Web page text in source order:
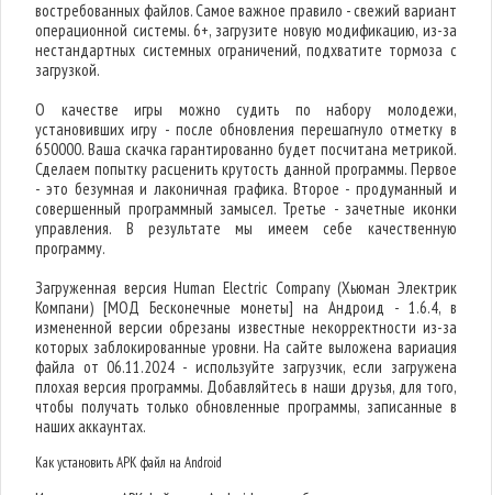
востребованных файлов. Самое важное правило - свежий вариант
операционной системы. 6+, загрузите новую модификацию, из-за
нестандартных системных ограничений, подхватите тормоза с
загрузкой.
О качестве игры можно судить по набору молодежи,
установивших игру - после обновления перешагнуло отметку в
650000. Ваша скачка гарантированно будет посчитана метрикой.
Сделаем попытку расценить крутость данной программы. Первое
- это безумная и лаконичная графика. Второе - продуманный и
совершенный программный замысел. Третье - зачетные иконки
управления. В результате мы имеем себе качественную
программу.
Загруженная версия Human Electric Company (Хьюман Электрик
Компани) [МОД Бесконечные монеты] на Андроид - 1.6.4, в
измененной версии обрезаны известные некорректности из-за
которых заблокированные уровни. На сайте выложена вариация
файла от 06.11.2024 - используйте загрузчик, если загружена
плохая версия программы. Добавляйтесь в наши друзья, для того,
чтобы получать только обновленные программы, записанные в
наших аккаунтах.
Как установить APK файл на Android